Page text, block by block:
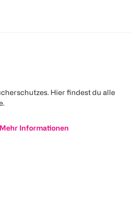
Hier findest du alle
Mehr Informationen